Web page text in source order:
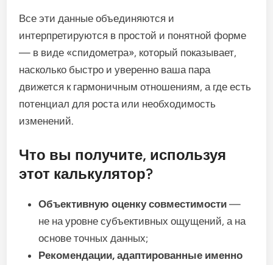
Все эти данные объединяются и
интерпретируются в простой и понятной форме
— в виде «спидометра», который показывает,
насколько быстро и уверенно ваша пара
движется к гармоничным отношениям, а где есть
потенциал для роста или необходимость
изменений.
Что вы получите, используя
этот калькулятор?
Объективную оценку совместимости —
не на уровне субъективных ощущений, а на
основе точных данных;
Рекомендации, адаптированные именно